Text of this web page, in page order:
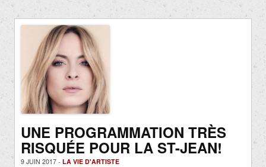
UNE PROGRAMMATION TRÈS
RISQUÉE POUR LA ST-JEAN!
9 JUIN 2017 - LA VIE D'ARTISTE